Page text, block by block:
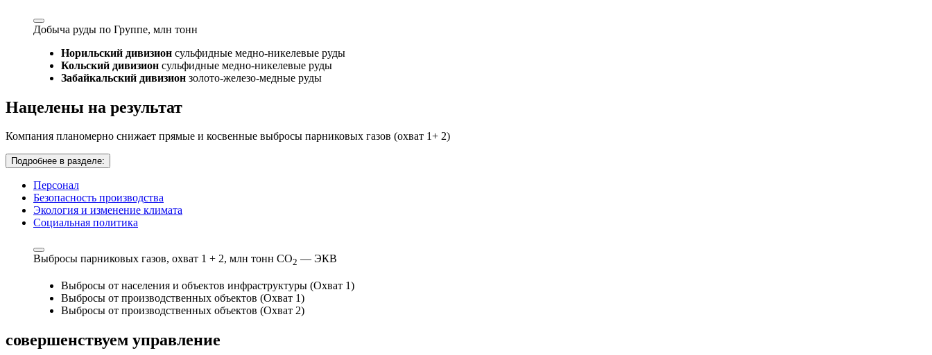
Добыча руды по Группе, млн тонн
Норильский дивизион сульфидные медно-никелевые руды
Кольский дивизион сульфидные медно-никелевые руды
Забайкальский дивизион золото-железо-медные руды
Нацелены на результат
Компания планомерно снижает прямые и косвенные выбросы парниковых газов (охват 1+ 2)
Подробнее в разделе:
Персонал
Безопасность производства
Экология и изменение климата
Социальная политика
Выбросы парниковых газов, охват 1 + 2, млн тонн СО2 — ЭКВ
Выбросы от населения и объектов инфраструктуры (Охват 1)
Выбросы от производственных объектов (Охват 1)
Выбросы от производственных объектов (Охват 2)
совершенствуем управление